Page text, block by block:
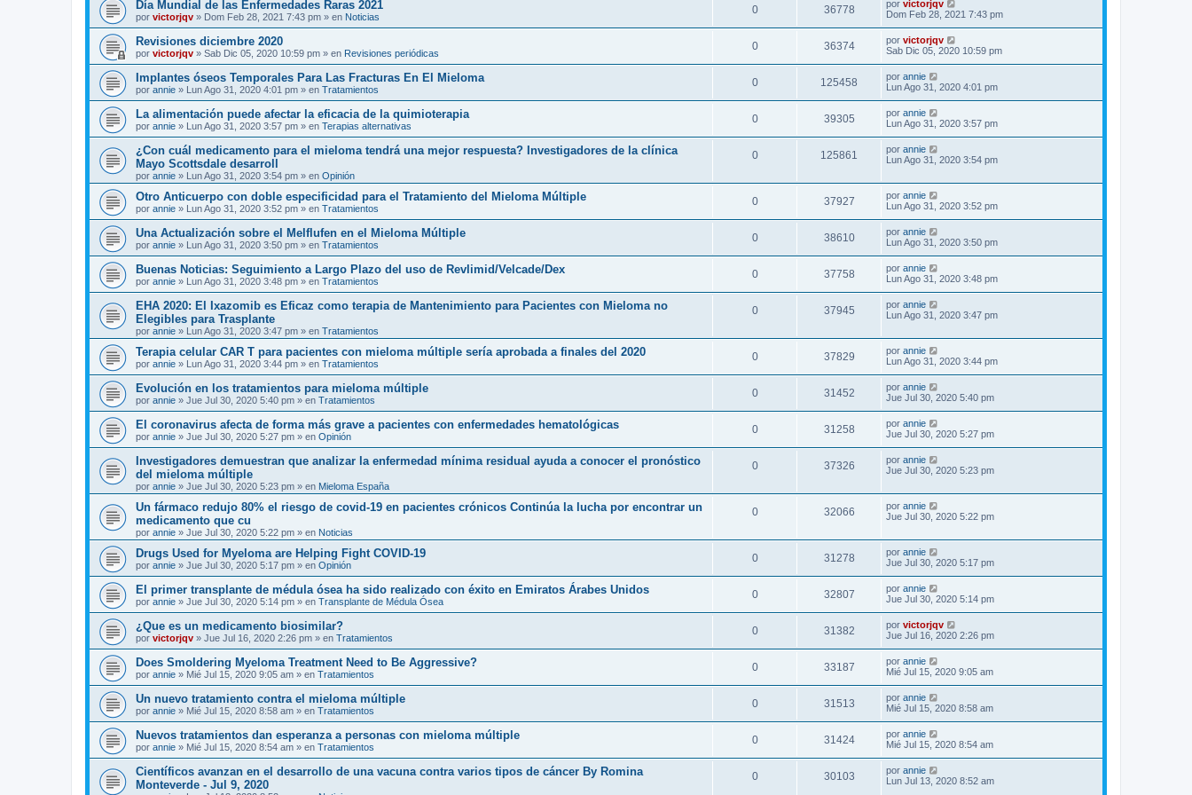
Día Mundial de las Enfermedades Raras 2021
por victorjqv » Dom Feb 28, 2021 7:43 pm » en Noticias
0 36778 por victorjqv
Dom Feb 28, 2021 7:43 pm
Revisiones diciembre 2020
por victorjqv » Sab Dic 05, 2020 10:59 pm » en Revisiones periódicas
0 36374 por victorjqv
Sab Dic 05, 2020 10:59 pm
Implantes óseos Temporales Para Las Fracturas En El Mieloma
por annie » Lun Ago 31, 2020 4:01 pm » en Tratamientos
0 125458 por annie
Lun Ago 31, 2020 4:01 pm
La alimentación puede afectar la eficacia de la quimioterapia
por annie » Lun Ago 31, 2020 3:57 pm » en Terapias alternativas
0 39305 por annie
Lun Ago 31, 2020 3:57 pm
¿Con cuál medicamento para el mieloma tendrá una mejor respuesta? Investigadores de la clínica
Mayo Scottsdale desarroll
por annie » Lun Ago 31, 2020 3:54 pm » en Opinión
0 125861 por annie
Lun Ago 31, 2020 3:54 pm
Otro Anticuerpo con doble especificidad para el Tratamiento del Mieloma Múltiple
por annie » Lun Ago 31, 2020 3:52 pm » en Tratamientos
0 37927 por annie
Lun Ago 31, 2020 3:52 pm
Una Actualización sobre el Melflufen en el Mieloma Múltiple
por annie » Lun Ago 31, 2020 3:50 pm » en Tratamientos
0 38610 por annie
Lun Ago 31, 2020 3:50 pm
Buenas Noticias: Seguimiento a Largo Plazo del uso de Revlimid/Velcade/Dex
por annie » Lun Ago 31, 2020 3:48 pm » en Tratamientos
0 37758 por annie
Lun Ago 31, 2020 3:48 pm
EHA 2020: El Ixazomib es Eficaz como terapia de Mantenimiento para Pacientes con Mieloma no
Elegibles para Trasplante
por annie » Lun Ago 31, 2020 3:47 pm » en Tratamientos
0 37945 por annie
Lun Ago 31, 2020 3:47 pm
Terapia celular CAR T para pacientes con mieloma múltiple sería aprobada a finales del 2020
por annie » Lun Ago 31, 2020 3:44 pm » en Tratamientos
0 37829 por annie
Lun Ago 31, 2020 3:44 pm
Evolución en los tratamientos para mieloma múltiple
por annie » Jue Jul 30, 2020 5:40 pm » en Tratamientos
0 31452 por annie
Jue Jul 30, 2020 5:40 pm
El coronavirus afecta de forma más grave a pacientes con enfermedades hematológicas
por annie » Jue Jul 30, 2020 5:27 pm » en Opinión
0 31258 por annie
Jue Jul 30, 2020 5:27 pm
Investigadores demuestran que analizar la enfermedad mínima residual ayuda a conocer el pronóstico
del mieloma múltiple
por annie » Jue Jul 30, 2020 5:23 pm » en Mieloma España
0 37326 por annie
Jue Jul 30, 2020 5:23 pm
Un fármaco redujo 80% el riesgo de covid-19 en pacientes crónicos Continúa la lucha por encontrar un
medicamento que cu
por annie » Jue Jul 30, 2020 5:22 pm » en Noticias
0 32066 por annie
Jue Jul 30, 2020 5:22 pm
Drugs Used for Myeloma are Helping Fight COVID-19
por annie » Jue Jul 30, 2020 5:17 pm » en Opinión
0 31278 por annie
Jue Jul 30, 2020 5:17 pm
El primer transplante de médula ósea ha sido realizado con éxito en Emiratos Árabes Unidos
por annie » Jue Jul 30, 2020 5:14 pm » en Transplante de Médula Ósea
0 32807 por annie
Jue Jul 30, 2020 5:14 pm
¿Que es un medicamento biosimilar?
por victorjqv » Jue Jul 16, 2020 2:26 pm » en Tratamientos
0 31382 por victorjqv
Jue Jul 16, 2020 2:26 pm
Does Smoldering Myeloma Treatment Need to Be Aggressive?
por annie » Mié Jul 15, 2020 9:05 am » en Tratamientos
0 33187 por annie
Mié Jul 15, 2020 9:05 am
Un nuevo tratamiento contra el mieloma múltiple
por annie » Mié Jul 15, 2020 8:58 am » en Tratamientos
0 31513 por annie
Mié Jul 15, 2020 8:58 am
Nuevos tratamientos dan esperanza a personas con mieloma múltiple
por annie » Mié Jul 15, 2020 8:54 am » en Tratamientos
0 31424 por annie
Mié Jul 15, 2020 8:54 am
Científicos avanzan en el desarrollo de una vacuna contra varios tipos de cáncer By Romina
Monteverde - Jul 9, 2020
0 30103 por annie
Lun Jul 13, 2020 8:52 am